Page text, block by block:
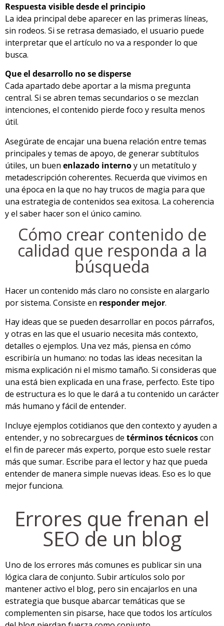
Respuesta visible desde el principio
La idea principal debe aparecer en las primeras líneas,
sin rodeos. Si se retrasa demasiado, el usuario puede
interpretar que el artículo no va a responder lo que
busca.
Que el desarrollo no se disperse
Cada apartado debe aportar a la misma pregunta
central. Si se abren temas secundarios o se mezclan
intenciones, el contenido pierde foco y resulta menos
útil.
Asegúrate de encajar una buena relación entre temas
principales y temas de apoyo, de generar subtítulos
útiles, un buen enlazado internoy un metatítulo y
metadescripción coherentes. Recuerda que vivimos en
una época en la que no hay trucos de magia para que
una estrategia de contenidos sea exitosa. La coherencia
y el saber hacer son el único camino.
Cómo crear contenido de
calidad que responda a la
búsqueda
Hacer un contenido más claro no consiste en alargarlo
por sistema. Consiste en responder mejor.
Hay ideas que se pueden desarrollar en pocos párrafos,
y otras en las que el usuario necesita más contexto,
detalles o ejemplos. Una vez más, piensa en cómo
escribiría un humano: no todas las ideas necesitan la
misma explicación ni el mismo tamaño. Si consideras que
una está bien explicada en una frase, perfecto. Este tipo
de estructura es lo que le dará a tu contenido un carácter
más humano y fácil de entender.
Incluye ejemplos cotidianos que den contexto y ayuden a
entender, y no sobrecargues de términos técnicoscon
el fin de parecer más experto, porque esto suele restar
más que sumar. Escribe para el lector y haz que pueda
entender de manera simple nuevas ideas. Eso es lo que
mejor funciona.
Errores que frenan el
SEO de un blog
Uno de los errores más comunes es publicar sin una
lógica clara de conjunto. Subir artículos solo por
mantener activo el blog, pero sin encajarlos en una
estrategia que busque abarcar temáticas que se
complementen sin pisarse, hace que todos los artículos